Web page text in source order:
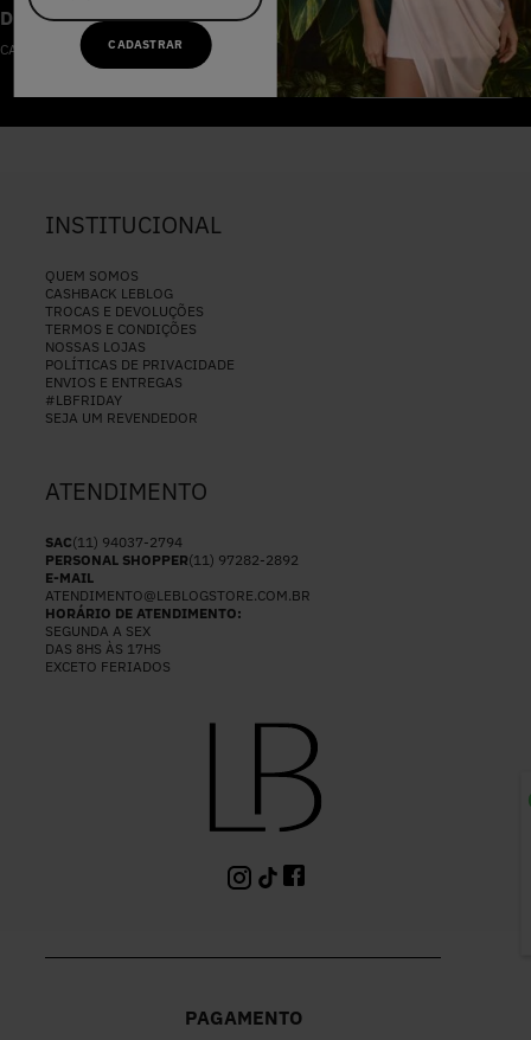
CADASTRAR
DESCONTOS IMPERDÍVEIS
CADASTRE-SE NA NOSSA NEWSLETTER
CADASTRAR
INSTITUCIONAL
QUEM SOMOS
CASHBACK LEBLOG
TROCAS E DEVOLUÇÕES
TERMOS E CONDIÇÕES
NOSSAS LOJAS
POLÍTICAS DE PRIVACIDADE
ENVIOS E ENTREGAS
#LBFRIDAY
SEJA UM REVENDEDOR
ATENDIMENTO
SAC(11) 94037-2794
PERSONAL SHOPPER(11) 97282-2892
E-MAIL
ATENDIMENTO@LEBLOGSTORE.COM.BR
HORÁRIO DE ATENDIMENTO:
SEGUNDA A SEX
DAS 8HS ÀS 17HS
EXCETO FERIADOS
PAGAMENTO